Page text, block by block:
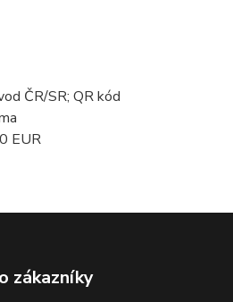
ČR/SR; QR kód
EUR
zákazníky